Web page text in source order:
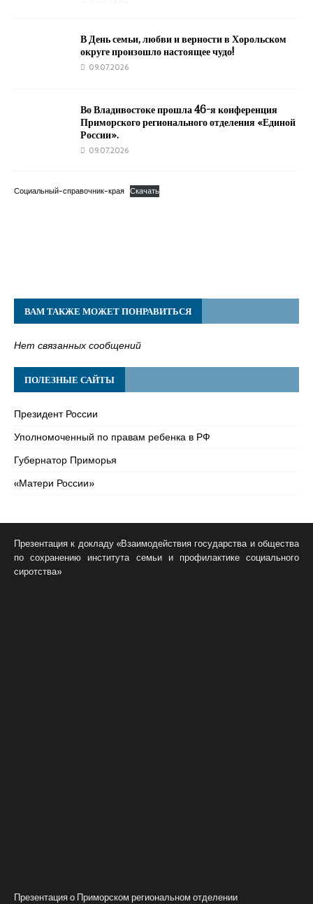
В День семьи, любви и верности в Хорольском
округе произошло настоящее чудо!
09.07.2026
Во Владивостоке прошла 46-я конференция
Приморского регионального отделения «Единой
России».
09.07.2026
Социальный-справочник-края Скачать
ВАМ ТАКЖЕ МОЖЕТ ПОНРАВИТЬСЯ
Нет связанных сообщений
ПОЛЕЗНЫЕ САЙТЫ
Президент России
Уполномоченный по правам ребенка в РФ
Губернатор Приморья
«Матери России»
Презентация к докладу «Взаимодействия государства и общества
по сохранению института семьи и профилактике социального
сиротства»
Презентация о Приморском региональном отделении